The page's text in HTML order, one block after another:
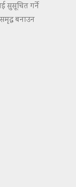
सुसूचित गर्ने
बनाउन